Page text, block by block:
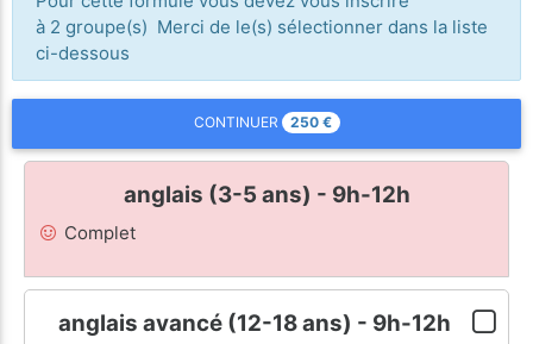
à 2 groupe(s) Merci de le(s) sélectionner dans la liste
ci-dessous
CONTINUER 250 €
anglais (3-5 ans) - 9h-12h
Complet
anglais avancé (12-18 ans) - 9h-12h